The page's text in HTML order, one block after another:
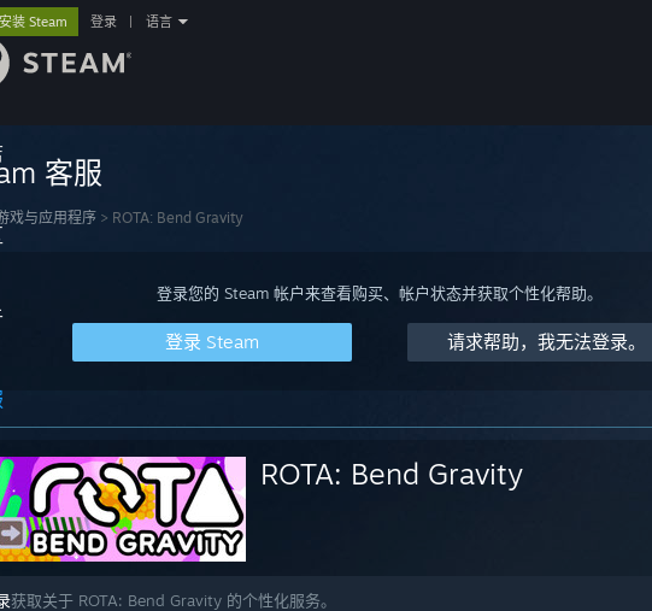
安装 Steam 登录 语言
客服
戏与应用程序 > ROTA: Bend Gravity
登录您的 Steam 帐户来查看购买、帐户状态并获取个性化帮助。
登录 Steam 请求帮助，我无法登录。
ROTA: Bend Gravity
获取关于 ROTA: Bend Gravity 的个性化服务。